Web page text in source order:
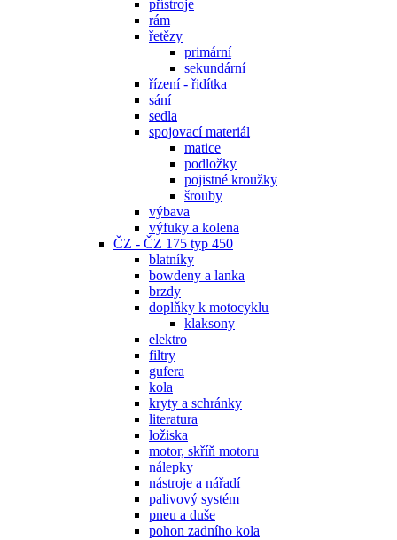
přístroje
rám
řetězy
primární
sekundární
řízení - řidítka
sání
sedla
spojovací materiál
matice
podložky
pojistné kroužky
šrouby
výbava
výfuky a kolena
ČZ - ČZ 175 typ 450
blatníky
bowdeny a lanka
brzdy
doplňky k motocyklu
klaksony
elektro
filtry
gufera
kola
kryty a schránky
literatura
ložiska
motor, skříň motoru
nálepky
nástroje a nářadí
palivový systém
pneu a duše
pohon zadního kola